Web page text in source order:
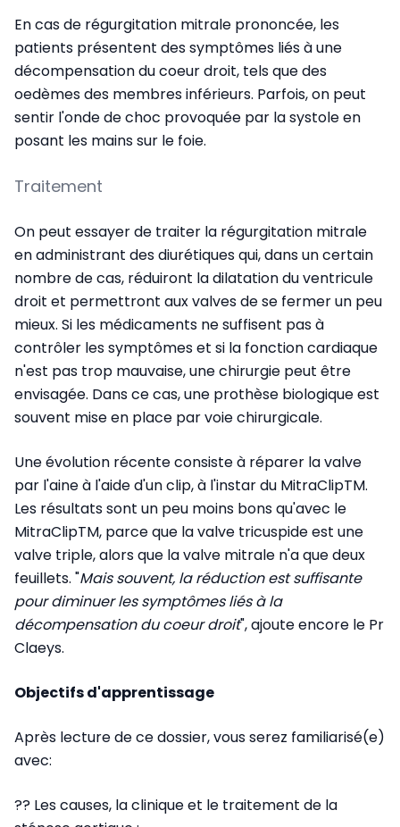
En cas de régurgitation mitrale prononcée, les
patients présentent des symptômes liés à une
décompensation du coeur droit, tels que des
oedèmes des membres inférieurs. Parfois, on peut
sentir l'onde de choc provoquée par la systole en
posant les mains sur le foie.
Traitement
On peut essayer de traiter la régurgitation mitrale
en administrant des diurétiques qui, dans un certain
nombre de cas, réduiront la dilatation du ventricule
droit et permettront aux valves de se fermer un peu
mieux. Si les médicaments ne suffisent pas à
contrôler les symptômes et si la fonction cardiaque
n'est pas trop mauvaise, une chirurgie peut être
envisagée. Dans ce cas, une prothèse biologique est
souvent mise en place par voie chirurgicale.
Une évolution récente consiste à réparer la valve
par l'aine à l'aide d'un clip, à l'instar du MitraClipTM.
Les résultats sont un peu moins bons qu'avec le
MitraClipTM, parce que la valve tricuspide est une
valve triple, alors que la valve mitrale n'a que deux
feuillets. "Mais souvent, la réduction est suffisante
pour diminuer les symptômes liés à la
décompensation du coeur droit", ajoute encore le Pr
Claeys.
Objectifs d'apprentissage
Après lecture de ce dossier, vous serez familiarisé(e)
avec:
?? Les causes, la clinique et le traitement de la